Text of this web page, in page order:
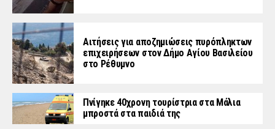
Αιτήσεις για αποζημιώσεις πυρόπληκτων
επιχειρήσεων στον Δήμο Αγίου Βασιλείου
στο Ρέθυμνο
Πνίγηκε 40χρονη τουρίστρια στα Μάλια
μπροστά στα παιδιά της